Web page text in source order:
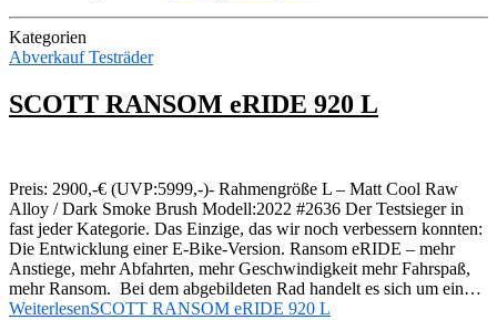
Kategorien
Abverkauf Testräder
SCOTT RANSOM eRIDE 920 L
Preis: 2900,-€ (UVP:5999,-)- Rahmengröße L – Matt Cool Raw
Alloy / Dark Smoke Brush Modell:2022 #2636 Der Testsieger in
fast jeder Kategorie. Das Einzige, das wir noch verbessern konnten:
Die Entwicklung einer E-Bike-Version. Ransom eRIDE – mehr
Anstiege, mehr Abfahrten, mehr Geschwindigkeit mehr Fahrspaß,
mehr Ransom. Bei dem abgebildeten Rad handelt es sich um ein…
WeiterlesenSCOTT RANSOM eRIDE 920 L